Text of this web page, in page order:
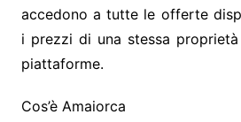
accedono a tutte le offerte
i prezzi di una stessa
piattaforme.
Cos’è Amaiorca